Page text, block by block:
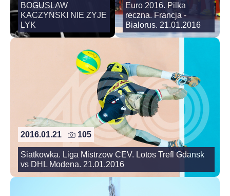
BOGUSLAW
KACZYNSKI NIE ZYJE
LYK
Euro 2016. Pilka
reczna. Francja -
Bialorus. 21.01.2016
2016.01.21 105
Siatkowka. Liga Mistrzow CEV. Lotos Trefl Gdansk
vs DHL Modena. 21.01.2016